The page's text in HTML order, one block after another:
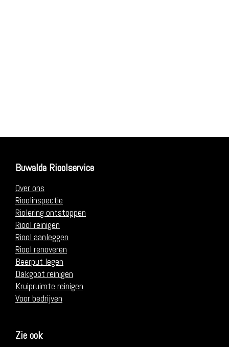
Buwalda Rioolservice
Over ons
Rioolinspectie
Riolering ontstoppen
Riool reinigen
Riool aanleggen
Riool renoveren
Beerput legen
Dakgoot reinigen
Kruipruimte reinigen
Voor bedrijven
Zie ook